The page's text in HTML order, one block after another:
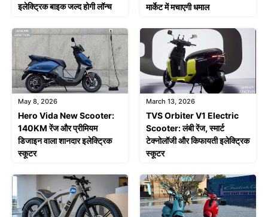
इलेक्ट्रिक बाइक जल्द होगी लॉन्च
मार्केट में मचाएगी धमाल
May 8, 2026
Hero Vida New Scooter:
140KM रेंज और प्रीमियम
डिजाइन वाला शानदार इलेक्ट्रिक
स्कूटर
March 13, 2026
TVS Orbiter V1 Electric
Scooter: लंबी रेंज, स्मार्ट
टेक्नोलॉजी और किफायती इलेक्ट्रिक
स्कूटर